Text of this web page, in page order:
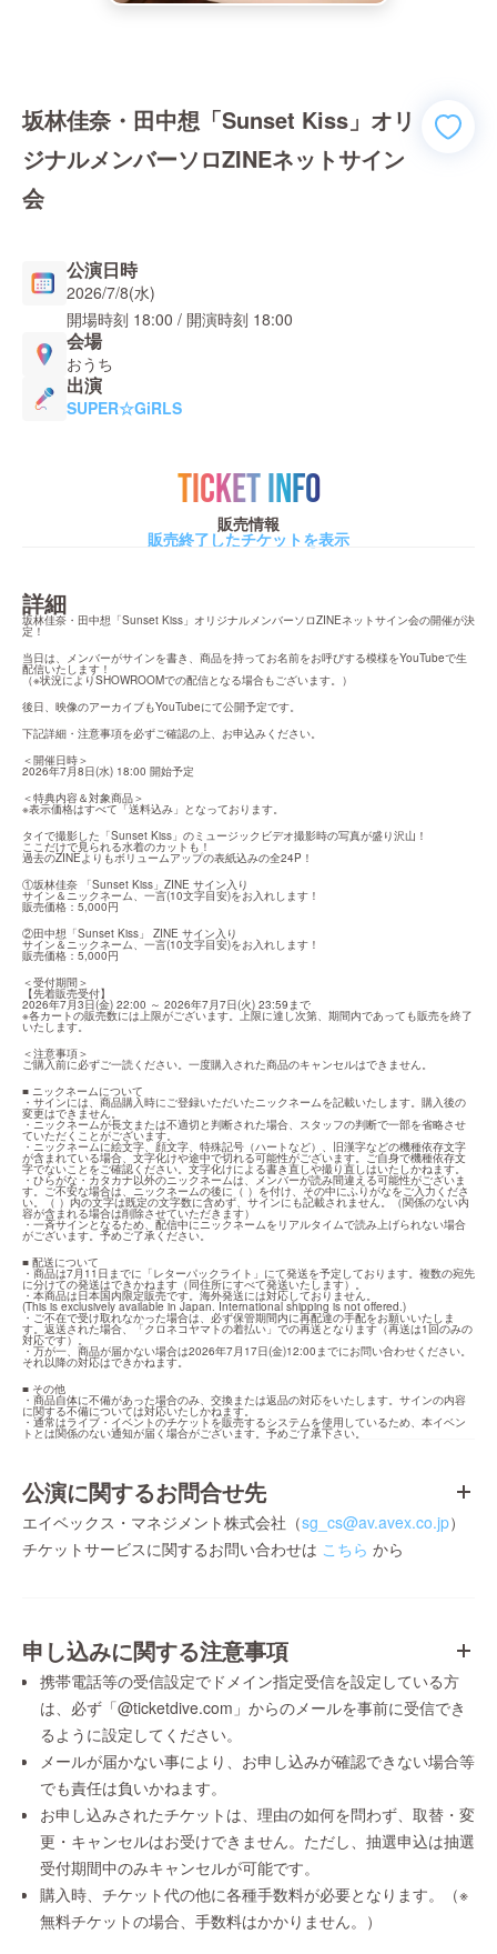
坂林佳奈・田中想「Sunset Kiss」オリ
ジナルメンバーソロZINEネットサイン
会
公演日時
2026/7/8(水)
開場時刻 18:00 / 開演時刻 18:00
会場
おうち
出演
SUPER☆GiRLS
TICKET INFO
販売情報
販売終了したチケットを表示
詳細
坂林佳奈・田中想「Sunset Kiss」オリジナルメンバーソロZINEネットサイン会の開催が決
定！
当日は、メンバーがサインを書き、商品を持ってお名前をお呼びする模様をYouTubeで生
配信いたします！
（※状況によりSHOWROOMでの配信となる場合もございます。）
後日、映像のアーカイブもYouTubeにて公開予定です。
下記詳細・注意事項を必ずご確認の上、お申込みください。
＜開催日時＞
2026年7月8日(水) 18:00 開始予定
＜特典内容＆対象商品＞
※表示価格はすべて「送料込み」となっております。
タイで撮影した「Sunset Kiss」のミュージックビデオ撮影時の写真が盛り沢山！
ここだけで見られる水着のカットも！
過去のZINEよりもボリュームアップの表紙込みの全24P！
①坂林佳奈 「Sunset Kiss」ZINE サイン入り
サイン＆ニックネーム、一言(10文字目安)をお入れします！
販売価格：5,000円
②田中想「Sunset Kiss」 ZINE サイン入り
サイン＆ニックネーム、一言(10文字目安)をお入れします！
販売価格：5,000円
＜受付期間＞
【先着販売受付】
2026年7月3日(金) 22:00 ～ 2026年7月7日(火) 23:59まで
※各カートの販売数には上限がございます。上限に達し次第、期間内であっても販売を終了
いたします。
＜注意事項＞
ご購入前に必ずご一読ください。一度購入された商品のキャンセルはできません。
■ ニックネームについて
・サインには、商品購入時にご登録いただいたニックネームを記載いたします。購入後の
変更はできません。
・ニックネームが長文または不適切と判断された場合、スタッフの判断で一部を省略させ
ていただくことがございます。
・ニックネームに絵文字、顔文字、特殊記号（ハートなど）、旧漢字などの機種依存文字
が含まれている場合、文字化けや途中で切れる可能性がございます。ご自身で機種依存文
字でないことをご確認ください。文字化けによる書き直しや撮り直しはいたしかねます。
・ひらがな・カタカナ以外のニックネームは、メンバーが読み間違える可能性がございま
す。ご不安な場合は、ニックネームの後に（ ）を付け、その中にふりがなをご入力くださ
い。（ ）内の文字は既定の文字数に含めず、サインにも記載されません。（関係のない内
容が含まれる場合は削除させていただきます）
・一斉サインとなるため、配信中にニックネームをリアルタイムで読み上げられない場合
がございます。予めご了承ください。
■ 配送について
・商品は7月11日までに「レターパックライト」にて発送を予定しております。複数の宛先
に分けての発送はできかねます（同住所にすべて発送いたします）。
・本商品は日本国内限定販売です。海外発送には対応しておりません。
(This is exclusively available in Japan. International shipping is not offered.)
・ご不在で受け取れなかった場合は、必ず保管期間内に再配達の手配をお願いいたしま
す。返送された場合、「クロネコヤマトの着払い」での再送となります（再送は1回のみの
対応です）。
・万が一、商品が届かない場合は2026年7月17日(金)12:00までにお問い合わせください。
それ以降の対応はできかねます。
■ その他
・商品自体に不備があった場合のみ、交換または返品の対応をいたします。サインの内容
に関する不備については対応いたしかねます。
・通常はライブ・イベントのチケットを販売するシステムを使用しているため、本イベン
トとは関係のない通知が届く場合がございます。予めご了承下さい。
公演に関するお問合せ先
エイベックス・マネジメント株式会社（sg_cs@av.avex.co.jp）
チケットサービスに関するお問い合わせは こちら から
申し込みに関する注意事項
携帯電話等の受信設定でドメイン指定受信を設定している方
は、必ず「@ticketdive.com」からのメールを事前に受信でき
るように設定してください。
メールが届かない事により、お申し込みが確認できない場合等
でも責任は負いかねます。
お申し込みされたチケットは、理由の如何を問わず、取替・変
更・キャンセルはお受けできません。ただし、抽選申込は抽選
受付期間中のみキャンセルが可能です。
購入時、チケット代の他に各種手数料が必要となります。（※
無料チケットの場合、手数料はかかりません。）